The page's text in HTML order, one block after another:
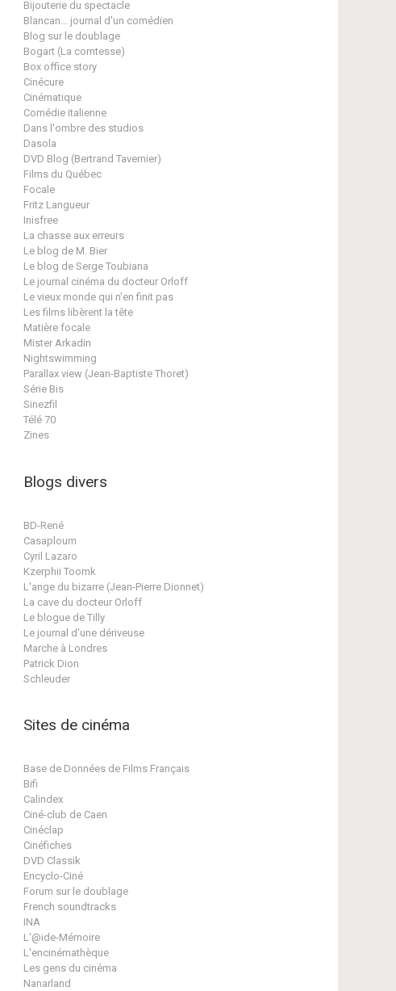
Bijouterie du spectacle
Blancan… journal d'un comédien
Blog sur le doublage
Bogart (La comtesse)
Box office story
Cinécure
Cinématique
Comédie italienne
Dans l'ombre des studios
Dasola
DVD Blog (Bertrand Tavernier)
Films du Québec
Focale
Fritz Langueur
Inisfree
La chasse aux erreurs
Le blog de M. Bier
Le blog de Serge Toubiana
Le journal cinéma du docteur Orloff
Le vieux monde qui n'en finit pas
Les films libèrent la tête
Matière focale
Mister Arkadin
Nightswimming
Parallax view (Jean-Baptiste Thoret)
Série Bis
Sinezfil
Télé 70
Zines
Blogs divers
BD-René
Casaploum
Cyril Lazaro
Kzerphii Toomk
L'ange du bizarre (Jean-Pierre Dionnet)
La cave du docteur Orloff
Le blogue de Tilly
Le journal d'une dériveuse
Marche à Londres
Patrick Dion
Schleuder
Sites de cinéma
Base de Données de Films Français
Bifi
Calindex
Ciné-club de Caen
Cinéclap
Cinéfiches
DVD Classik
Encyclo-Ciné
Forum sur le doublage
French soundtracks
INA
L'@ide-Mémoire
L'encinémathèque
Les gens du cinéma
Nanarland